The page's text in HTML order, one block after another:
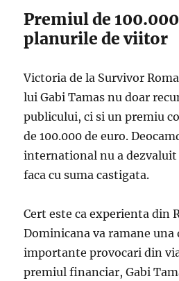
Premiul de
planurile de viitor
Victoria de la Survivor
lui Gabi Tamas nu doar
publicului, ci si un premiu
de 100.000 de euro.
international nu a dezvaluit
faca cu suma castigata.
Cert este ca experienta din
Dominicana va ramane una
importante provocari din
premiul financiar, Gabi